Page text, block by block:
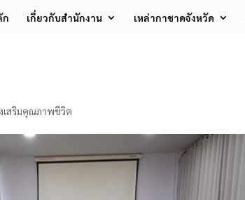
ก เกี่ยวกับสำนักงาน เหล่ากาชาดจังหวัด
เสริมคุณภาพชีวิต